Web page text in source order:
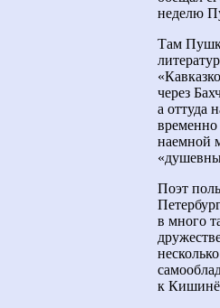
неделю
Там
через
а оттуда
временно
наемной
Поэт
в много
к